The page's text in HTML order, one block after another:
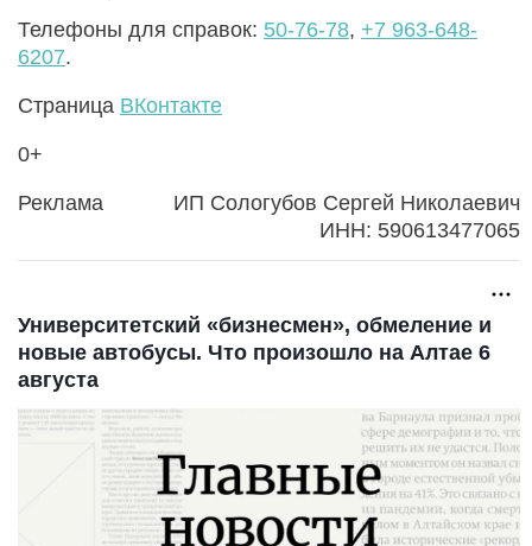
Телефоны для справок: 50-76-78, +7 963-648-
6207.
Страница ВКонтакте
0+
Реклама
ИП Сологубов Сергей Николаевич
ИНН: 590613477065
Университетский «бизнесмен», обмеление и
новые автобусы. Что произошло на Алтае 6
августа